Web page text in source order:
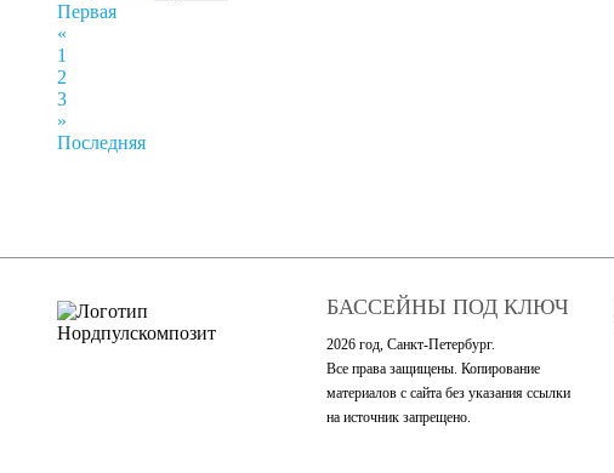
Первая
«
1
2
3
»
Последняя
БАССЕЙНЫ ПОД КЛЮЧ
2026 год, Санкт-Петербург.
Все права защищены. Копирование
материалов с сайта без указания ссылки
на источник запрещено.